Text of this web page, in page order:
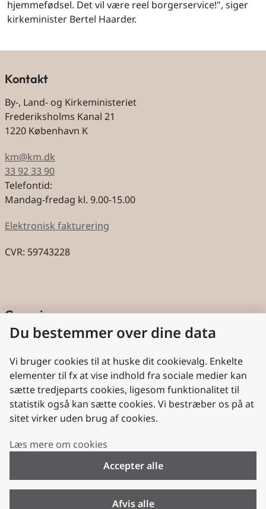
hjemmefødsel. Det vil være reel borgerservice!", siger
kirkeminister Bertel Haarder.
Kontakt
By-, Land- og Kirkeministeriet
Frederiksholms Kanal 21
1220 København K
km@km.dk
33 92 33 90
Telefontid:
Mandag-fredag kl. 9.00-15.00
Elektronisk fakturering
CVR: 59743228
Genveje
Cookies
Aktindsigt
Persondatabeskyttelse
Nyttige links
Plan- og Landdistriktsstyrelsen
Folkekirken.dk
Du bestemmer over dine data
Vi bruger cookies til at huske dit cookievalg. Enkelte
elementer til fx at vise indhold fra sociale medier kan
sætte tredjeparts cookies, ligesom funktionalitet til
statistik også kan sætte cookies. Vi bestræber os på at
sitet virker uden brug af cookies.
Læs mere om cookies
Accepter alle
Afvis alle